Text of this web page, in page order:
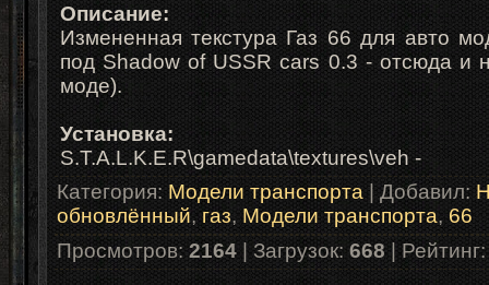
Описание:
Измененная текстура Газ 66 для авто
под Shadow of USSR cars 0.3 - отсюда и
моде).
Установка:
S.T.A.L.K.E.R\gamedata\textures\veh -
Категория: Модели транспорта| Добавил:
обновлённый,газ, Модели транспорта, 66
Просмотров: 2164| Загрузок: 668 | Рейтинг